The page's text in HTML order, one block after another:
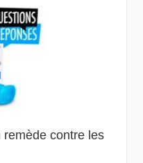
contre les